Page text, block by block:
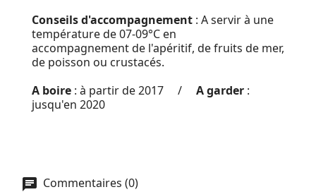
Conseils d'accompagnement : A servir à une
température de 07-09°C en
accompagnement de l'apéritif, de fruits de mer,
de poisson ou crustacés.
A boire : à partir de 2017 / A garder :
jusqu'en 2020
Commentaires (0)